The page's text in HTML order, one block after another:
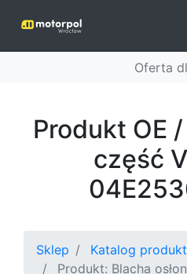
Oferta
Produkt OE
część
Sklep
Katalog
Produkt: Blacha